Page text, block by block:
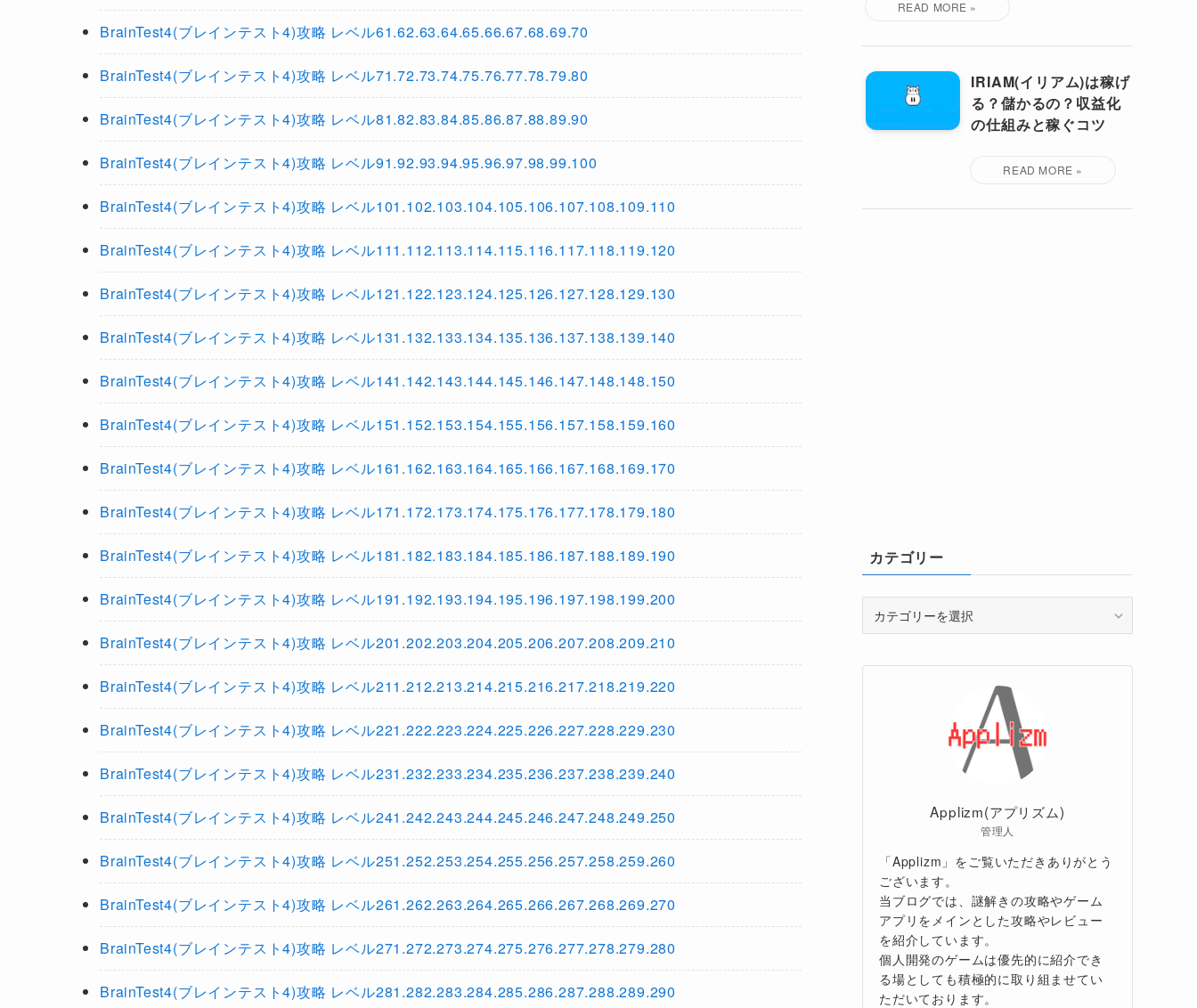
BrainTest4(ブレインテスト4)攻略 レベル61.62.63.64.65.66.67.68.69.70
BrainTest4(ブレインテスト4)攻略 レベル71.72.73.74.75.76.77.78.79.80
BrainTest4(ブレインテスト4)攻略 レベル81.82.83.84.85.86.87.88.89.90
BrainTest4(ブレインテスト4)攻略 レベル91.92.93.94.95.96.97.98.99.100
BrainTest4(ブレインテスト4)攻略 レベル101.102.103.104.105.106.107.108.109.110
BrainTest4(ブレインテスト4)攻略 レベル111.112.113.114.115.116.117.118.119.120
BrainTest4(ブレインテスト4)攻略 レベル121.122.123.124.125.126.127.128.129.130
BrainTest4(ブレインテスト4)攻略 レベル131.132.133.134.135.136.137.138.139.140
BrainTest4(ブレインテスト4)攻略 レベル141.142.143.144.145.146.147.148.148.150
BrainTest4(ブレインテスト4)攻略 レベル151.152.153.154.155.156.157.158.159.160
BrainTest4(ブレインテスト4)攻略 レベル161.162.163.164.165.166.167.168.169.170
BrainTest4(ブレインテスト4)攻略 レベル171.172.173.174.175.176.177.178.179.180
BrainTest4(ブレインテスト4)攻略 レベル181.182.183.184.185.186.187.188.189.190
BrainTest4(ブレインテスト4)攻略 レベル191.192.193.194.195.196.197.198.199.200
BrainTest4(ブレインテスト4)攻略 レベル201.202.203.204.205.206.207.208.209.210
BrainTest4(ブレインテスト4)攻略 レベル211.212.213.214.215.216.217.218.219.220
BrainTest4(ブレインテスト4)攻略 レベル221.222.223.224.225.226.227.228.229.230
BrainTest4(ブレインテスト4)攻略 レベル231.232.233.234.235.236.237.238.239.240
BrainTest4(ブレインテスト4)攻略 レベル241.242.243.244.245.246.247.248.249.250
BrainTest4(ブレインテスト4)攻略 レベル251.252.253.254.255.256.257.258.259.260
BrainTest4(ブレインテスト4)攻略 レベル261.262.263.264.265.266.267.268.269.270
BrainTest4(ブレインテスト4)攻略 レベル271.272.273.274.275.276.277.278.279.280
BrainTest4(ブレインテスト4)攻略 レベル281.282.283.284.285.286.287.288.289.290
IRIAM(イリアム)は稼げ
る？儲かるの？収益化
の仕組みと稼ぐコツ
カテゴリー
リ
Applizm(アプリズム)
管理人
「Applizm」をご覧いただきありがとう
ございます。
当ブログでは、謎解きの攻略やゲーム
アプリをメインとした攻略やレビュー
を紹介しています。
個人開発のゲームは優先的に紹介でき
る場としても積極的に取り組ませてい
ただいております。